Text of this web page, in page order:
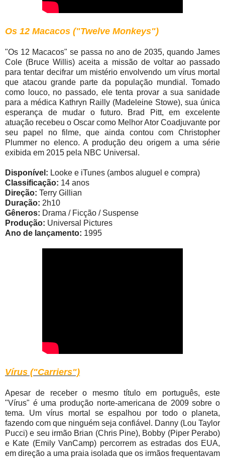
Os 12 Macacos ("Twelve Monkeys")
"Os 12 Macacos" se passa no ano de 2035, quando James
Cole (Bruce Willis) aceita a missão de voltar ao passado
para tentar decifrar um mistério envolvendo um vírus mortal
que atacou grande parte da população mundial. Tomado
como louco, no passado, ele tenta provar a sua sanidade
para a médica Kathryn Railly (Madeleine Stowe), sua única
esperança de mudar o futuro. Brad Pitt, em excelente
atuação recebeu o Oscar como Melhor Ator Coadjuvante por
seu papel no filme, que ainda contou com Christopher
Plummer no elenco. A produção deu origem a uma série
exibida em 2015 pela NBC Universal.
Disponível: Looke e iTunes (ambos aluguel e compra)
Classificação: 14 anos
Direção: Terry Gillian
Duração: 2h10
Gêneros: Drama / Ficção / Suspense
Produção: Universal Pictures
Ano de lançamento: 1995
Vírus ("Carriers")
Apesar de receber o mesmo título em português, este
"Vírus" é uma produção norte-americana de 2009 sobre o
tema. Um vírus mortal se espalhou por todo o planeta,
fazendo com que ninguém seja confiável. Danny (Lou Taylor
Pucci) e seu irmão Brian (Chris Pine), Bobby (Piper Perabo)
e Kate (Emily VanCamp) percorrem as estradas dos EUA,
em direção a uma praia isolada que os irmãos frequentavam